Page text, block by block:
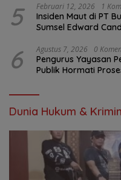
5 Februari 12, 2026 1
Insiden Maut di PT
Sumsel Edward
6 Agustus 7, 2026 0
Pengurus Yayasan
Publik Hormati
Dunia Hukum &